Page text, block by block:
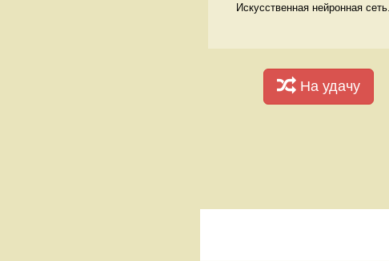
Искусственная нейронная сеть.
На удачу